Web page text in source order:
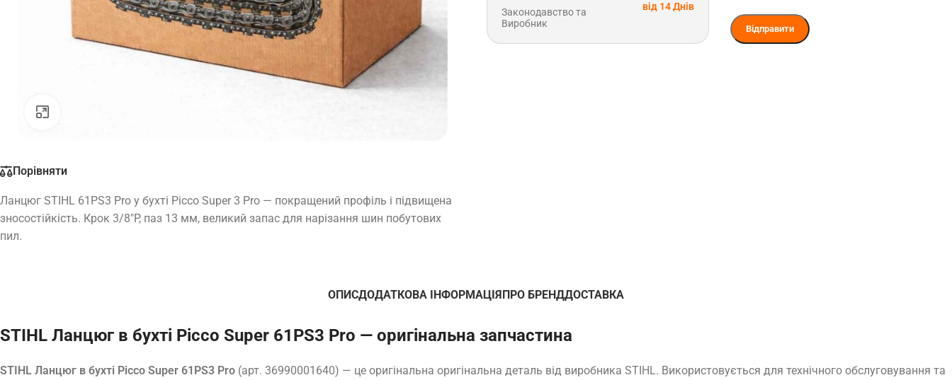
Порівняти
Ланцюг STIHL 61PS3 Pro у бухті Picco Super 3 Pro — покращений профіль і підвищена
зносостійкість. Крок 3/8″P, паз 13 мм, великий запас для нарізання шин побутових
пил.
Законодавство та
Виробник
від 14 Днів
ОПИСДОДАТКОВА ІНФОРМАЦІЯПРО БРЕНДДОСТАВКА
STIHL Ланцюг в бухті Picco Super 61PS3 Pro — оригінальна запчастина
STIHL Ланцюг в бухті Picco Super 61PS3 Pro (арт. 36990001640) — це оригінальна оригінальна деталь від виробника STIHL. Використовується для технічного обслуговування та